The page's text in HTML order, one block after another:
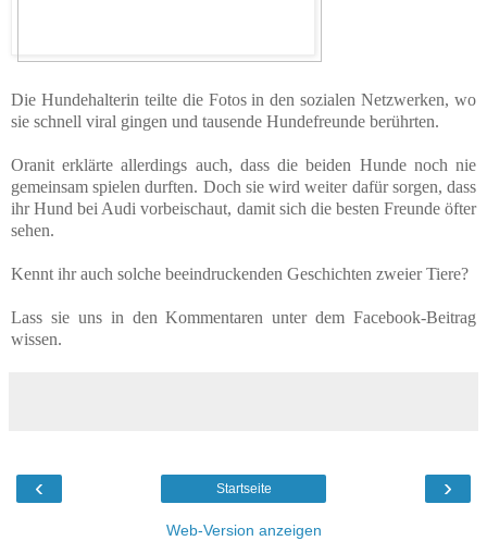
Die Hundehalterin teilte die Fotos in den sozialen Netzwerken, wo
sie schnell viral gingen und tausende Hundefreunde berührten.
Oranit erklärte allerdings auch, dass die beiden Hunde noch nie
gemeinsam spielen durften. Doch sie wird weiter dafür sorgen, dass
ihr Hund bei Audi vorbeischaut, damit sich die besten Freunde öfter
sehen.
Kennt ihr auch solche beeindruckenden Geschichten zweier Tiere?
Lass sie uns in den Kommentaren unter dem Facebook-Beitrag
wissen.
‹ ›
Startseite
Web-Version anzeigen